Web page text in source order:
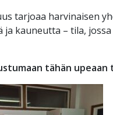
tarjoaa harvinaisen
ja kauneutta – tila,
tähän upeaan